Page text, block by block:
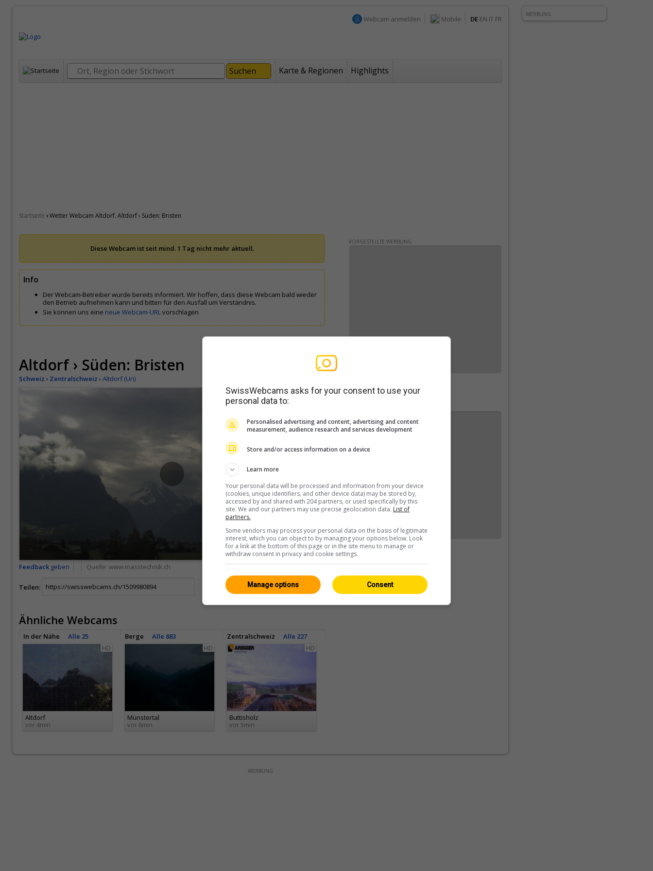
Webcam anmelden Mobile DE EN IT FR
Karte & Regionen Highlights
Startseite ›Wetter Webcam Altdorf. Altdorf › Süden: Bristen
Diese Webcam ist seit mind. 1 Tag nicht mehr aktuell.
Info
Der Webcam-Betreiber wurde bereits informiert. Wir hoffen, dass diese Webcam bald wieder
den Betrieb aufnehmen kann und bitten für den Ausfall um Verständnis.
Sie können uns eine neue Webcam-URLvorschlagen
Altdorf › Süden: Bristen
Schweiz › Zentralschweiz › Altdorf (Uri)
Feedback geben Quelle: www.masstechnik.ch
Teilen:
Ähnliche Webcams
In der Nähe Alle 25 Berge Alle 883 Zentralschweiz
Alle 227
HD
Altdorf
vor 4min
HD
Münstertal
vor 6min
HD
Buttisholz
vor 5min
VORGESTELLTE WERBUNG
WERBUNG
WERBUNG
SwissWebcams asks for your consent to use your
personal data to:
Personalised advertising and content, advertising and content
measurement, audience research and services development
Store and/or access information on a device
Learn more
Your personal data will be processed and information from your device
(cookies, unique identifiers, and other device data) may be stored by,
accessed by and shared with 204 partners, or used specifically by this
site. We and our partners may use precise geolocation data. List of
partners.
Some vendors may process your personal data on the basis of legitimate
interest, which you can object to by managing your options below. Look
for a link at the bottom of this page or in the site menu to manage or
withdraw consent in privacy and cookie settings.
Consent
Manage options